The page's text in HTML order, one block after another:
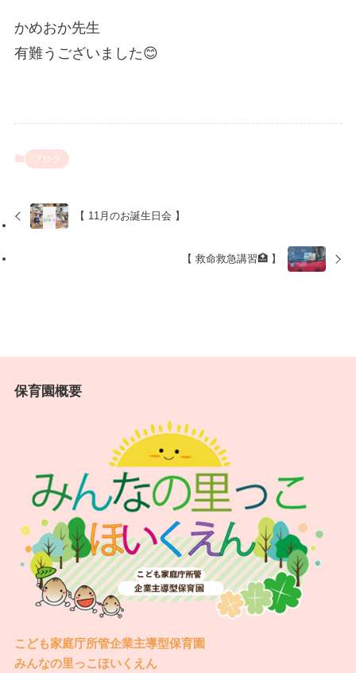
かめおか先生
有難うございました😊
ブログ
【 11月のお誕生日会 】
【 救命救急講習🏥 】
保育園概要
こども家庭庁所管企業主導型保育園
みんなの里っこほいくえん